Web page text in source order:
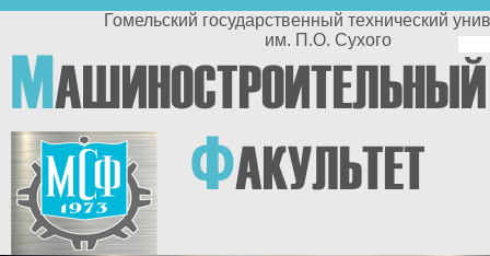
Перейти к основному содержанию
Гомельский государственный технический университет
им. П.О. Сухого
МАШИНОСТРОИТЕЛЬНЫЙ
ФАКУЛЬТЕТ